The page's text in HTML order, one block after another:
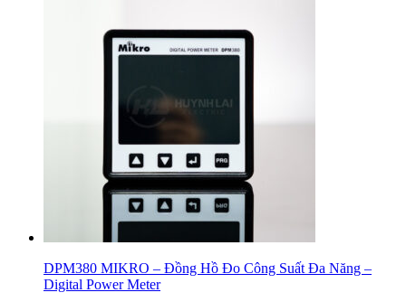
DPM380 MIKRO – Đồng Hồ Đo Công Suất Đa Năng –
Digital Power Meter